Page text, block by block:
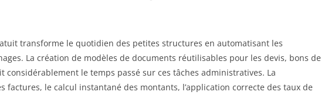
transforme le quotidien des petites structures en automatisant les
La création de modèles de documents réutilisables pour les devis, bons de
considérablement le temps passé sur ces tâches administratives. La
factures, le calcul instantané des montants, l’application correcte des taux de